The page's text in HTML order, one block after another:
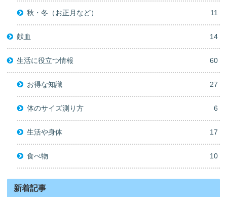
秋・冬（お正月など） 11
献血 14
生活に役立つ情報 60
お得な知識 27
体のサイズ測り方 6
生活や身体 17
食べ物 10
新着記事